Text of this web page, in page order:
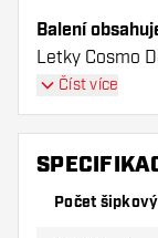
Balení
Letky Cosmo
Clear
použít pouze s
Dartshopper
Ujistěte se,
Číst více
Počet